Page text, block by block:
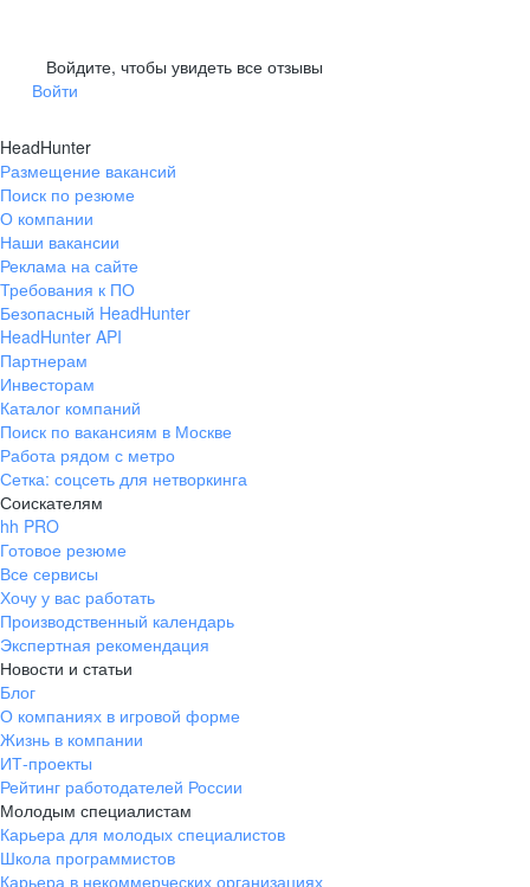
Войдите, чтобы увидеть все отзывы
Войти
HeadHunter
Размещение вакансий
Поиск по резюме
О компании
Наши вакансии
Реклама на сайте
Требования к ПО
Безопасный HeadHunter
HeadHunter API
Партнерам
Инвесторам
Каталог компаний
Поиск по вакансиям в Москве
Работа рядом с метро
Сетка: соцсеть для нетворкинга
Соискателям
hh PRO
Готовое резюме
Все сервисы
Хочу у вас работать
Производственный календарь
Экспертная рекомендация
Новости и статьи
Блог
О компаниях в игровой форме
Жизнь в компании
ИТ-проекты
Рейтинг работодателей России
Молодым специалистам
Карьера для молодых специалистов
Школа программистов
Карьера в некоммерческих организациях